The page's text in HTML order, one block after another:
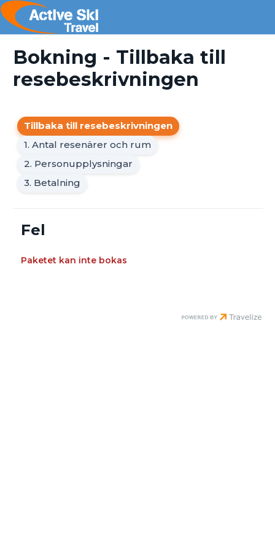
Bokning - Tillbaka till
resebeskrivningen
Tillbaka till resebeskrivningen
1. Antal resenärer och rum
2. Personupplysningar
3. Betalning
Fel
Paketet kan inte bokas